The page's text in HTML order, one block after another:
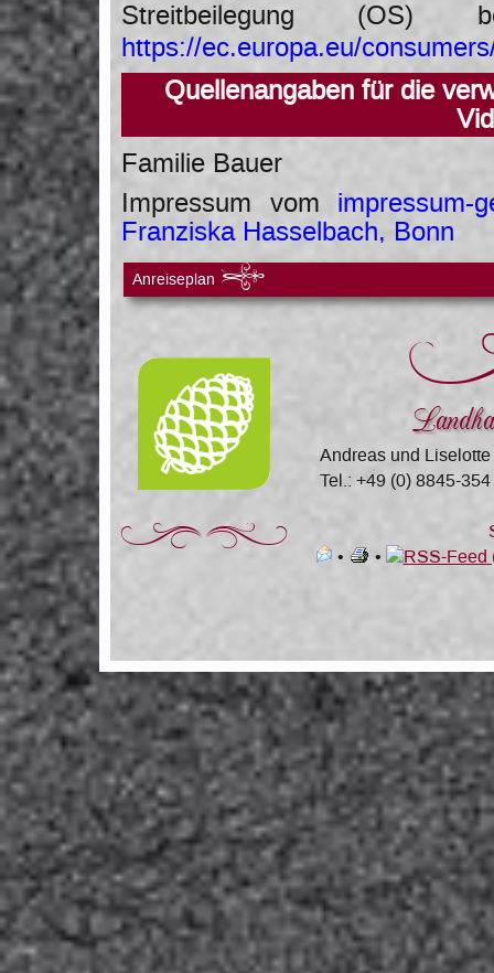
Streitbeilegung
https://ec.europa.eu/
Quellenangaben für die
Familie Bauer
Impressum vom impressum-
Franziska Hasselbach, Bonn
Anreiseplan r
Za
Andreas und
Tel.: +49 (0) 8845-
•
•